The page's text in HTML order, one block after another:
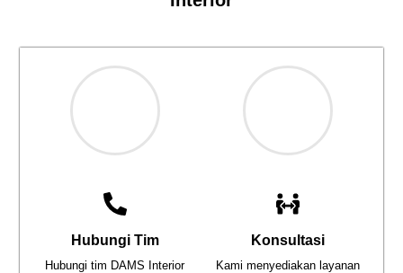
Hubungi Tim
Hubungi tim DAMS Interior
Konsultasi
Kami menyediakan layanan